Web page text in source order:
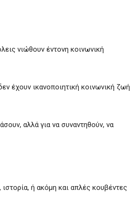
νιώθουν έντονη κοινωνική
έχουν ικανοποιητική κοινωνική ζωή
αλλά για να συναντηθούν, να
ή ακόμη και απλές κουβέντες